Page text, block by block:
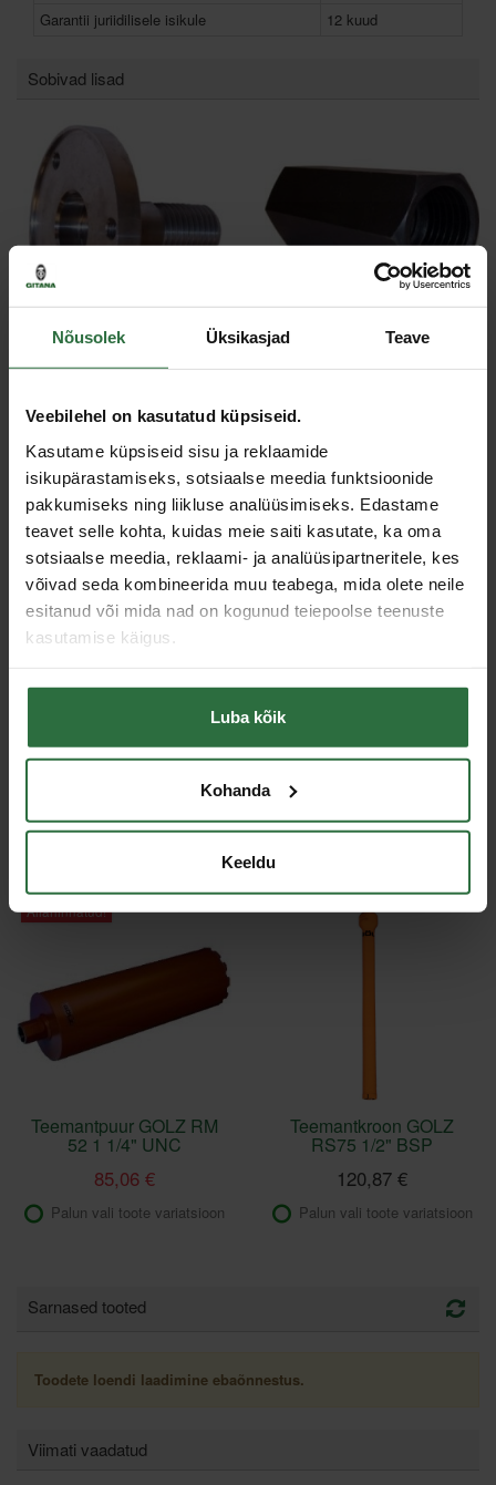
Nõusolek Üksikasjad Teave
Veebilehel on kasutatud küpsiseid.
Kasutame küpsiseid sisu ja reklaamide
isikupärastamiseks, sotsiaalse meedia funktsioonide
pakkumiseks ning liikluse analüüsimiseks. Edastame
teavet selle kohta, kuidas meie saiti kasutate, ka oma
sotsiaalse meedia, reklaami- ja analüüsipartneritele, kes
võivad seda kombineerida muu teabega, mida olete neile
esitanud või mida nad on kogunud teiepoolse teenuste
kasutamise käigus.
Luba kõik
Kohanda
Keeldu
Garantii juriidilisele isikule
12 kuud
Sobivad lisad
Adapter 3-augulisest
äärikust kuni 1 1/4 "UNC
86,08 €
Laos
Adapter 1 1/4″ UNC-st
R1/2″ GOLZ
kuni 3-augulise äärikuni 10L
Laos
Allahinnatud!
Teemantpuur GOLZ RM
52 1 1/4" UNC
85,06 €
Palun vali toote variatsioon
Teemantkroon GOLZ
RS75 1/2" BSP
120,87 €
Palun vali toote variatsioon
Sarnased tooted
Toodete loendi laadimine ebaõnnestus.
Viimati vaadatud